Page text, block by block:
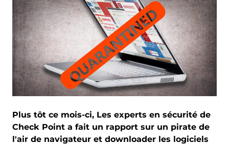
Plus tôt ce mois-ci, Les experts en sécurité de
Check Point a fait un rapport sur un pirate de
l'air de navigateur et downloader les logiciels